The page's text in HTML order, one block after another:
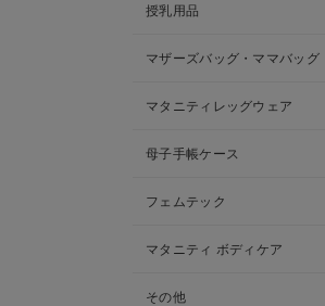
授乳用品
マザーズバッグ・ママバッグ
マタニティレッグウェア
母子手帳ケース
フェムテック
マタニティ ボディケア
その他